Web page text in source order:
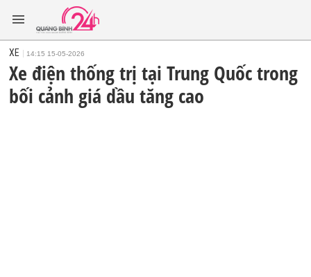
XE 14:15 15-05-2026
Xe điện thống trị tại Trung Quốc trong
bối cảnh giá dầu tăng cao